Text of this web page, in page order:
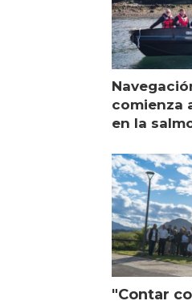
comienza
en la
"Contar